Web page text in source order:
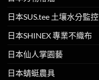
日本SUS.tee 土壤水分監控
日本SHINEX 專業不織布
日本仙人掌園藝
日本蜻蜓農具